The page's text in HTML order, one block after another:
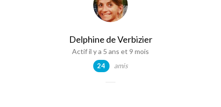
Delphine de Verbizier
Actif il y a 5 ans et 9 mois
24 amis